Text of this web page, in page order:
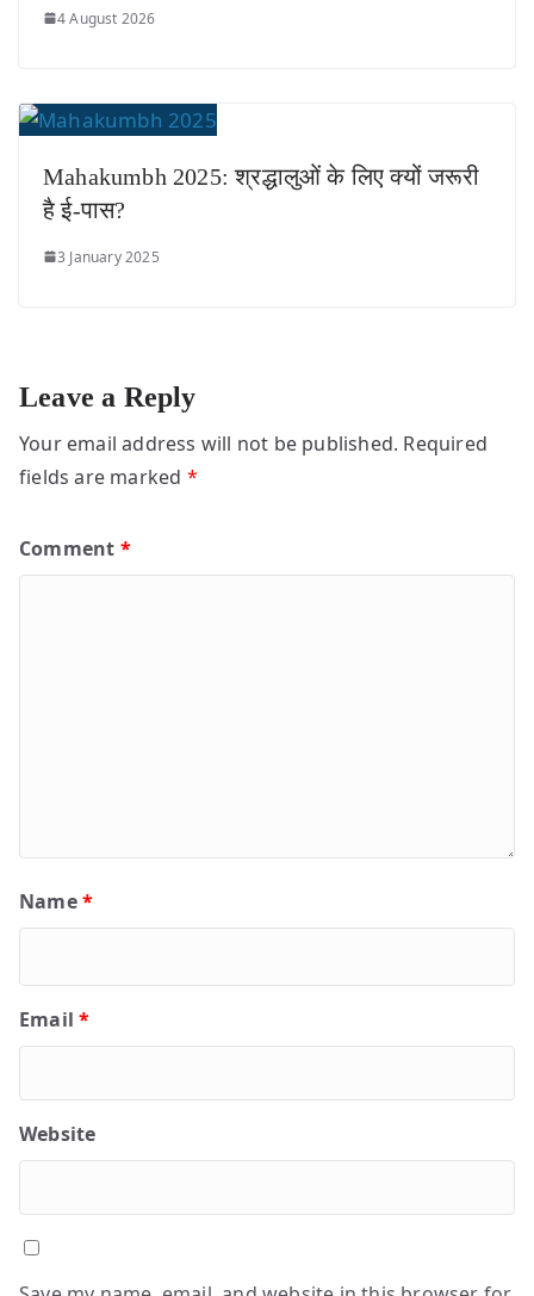
4 August 2026
Mahakumbh 2025: श्रद्धालुओं के लिए क्यों जरूरी
है ई-पास?
3 January 2025
Leave a Reply
Your email address will not be published. Required
fields are marked *
Comment *
Name*
Email*
Website